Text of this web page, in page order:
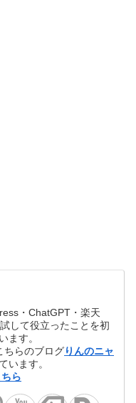
・ChatGPT・楽天
して役立ったことを初
ます。
ちらのブログりんのニャ
います。
ら